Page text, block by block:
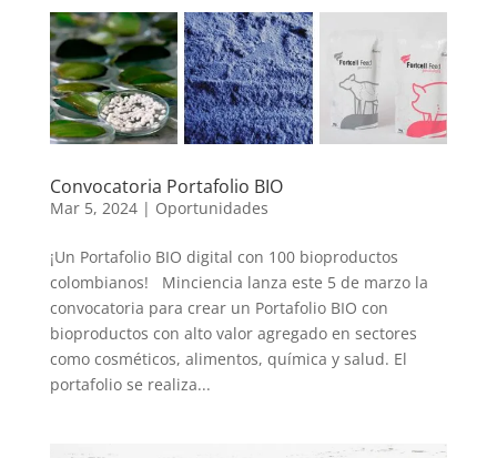
Convocatoria Portafolio BIO
Mar 5, 2024| Oportunidades
¡Un Portafolio BIO digital con 100 bioproductos
colombianos! Minciencia lanza este 5 de marzo la
convocatoria para crear un Portafolio BIO con
bioproductos con alto valor agregado en sectores
como cosméticos, alimentos, química y salud. El
portafolio se realiza...